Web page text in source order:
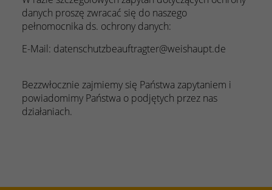
danych proszę zwracać się do naszego
pełnomocnika ds. ochrony danych:
E-Mail: datenschutzbeauftragter@weishaupt.de
Bezzwłocznie zajmiemy się Państwa zapytaniem i
powiadomimy Państwa o podjętych przez nas
działaniach.